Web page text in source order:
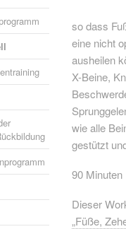
so dass
eine nicht
ausheilen
X-Beine,
wie alle
gestützt
90 Minuten
Dieser
„Füße,